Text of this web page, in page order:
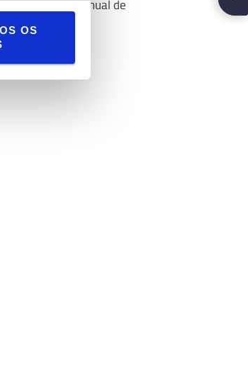
OS
equipamento manual de
sempre!